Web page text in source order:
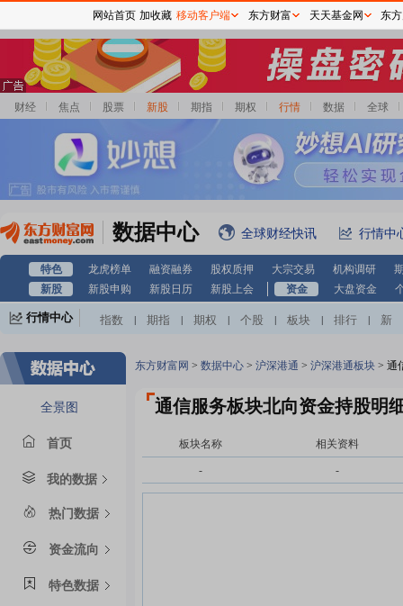
财经 焦点 股票 新股 期指 期权 行情 数据 全球
数据中心 全球财经快讯 行情中
特色 龙虎榜单 融资融券 股权质押 大宗交易 机构调研
新股
新股申购 新股日历 新股上会 资金 大盘资金
行情中心 指数 期指 期权 个股 板块 排行
新
自选股
全景图
首页
我的数据
热门数据
资金流向
特色数据
东方财富网 > 数据中心 > 沪深港通 > 沪深港通板块 > 通
通信服务板块北向资金持股明
板块名称 相关资料
- -
网站首页 加收藏 移动客户端 东方财富 天天基金网 东